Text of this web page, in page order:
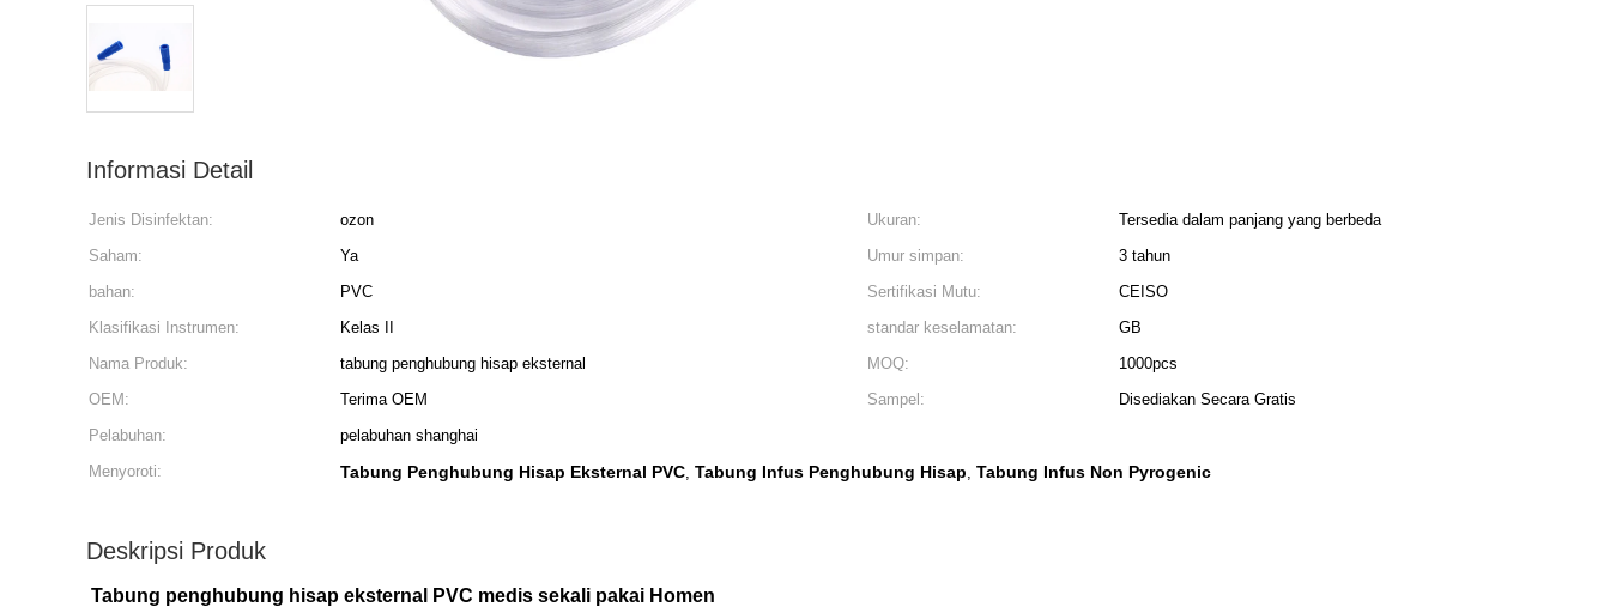
Informasi Detail
Jenis Disinfektan: ozon Ukuran:
Tersedia dalam panjang yang berbeda
Saham:
Ya Umur simpan:
3 tahun
bahan:
PVC Sertifikasi Mutu:
CEISO
Klasifikasi Instrumen:
Kelas II standar keselamatan:
GB
Nama Produk:
tabung penghubung hisap eksternal MOQ:
1000pcs
OEM:
Terima OEM Sampel:
Disediakan Secara Gratis
Pelabuhan:
pelabuhan shanghai
Menyoroti:
Tabung Penghubung Hisap Eksternal PVC, Tabung Infus Penghubung Hisap, Tabung Infus Non Pyrogenic
Deskripsi Produk
Tabung penghubung hisap eksternal PVC medis sekali pakai Homen